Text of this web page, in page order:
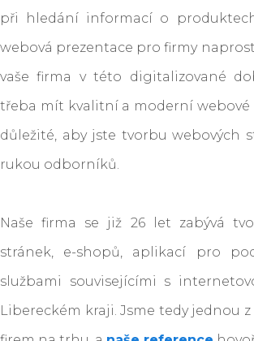
při hledání informací o
webová prezentace pro firmy
vaše firma v této digitalizované
třeba mít kvalitní a moderní webové
důležité, aby jste tvorbu webových
rukou odborníků.
Naše firma se již 26 let zabývá
stránek, e-shopů, aplikací pro
službami souvisejícími s
Libereckém kraji. Jsme tedy jednou